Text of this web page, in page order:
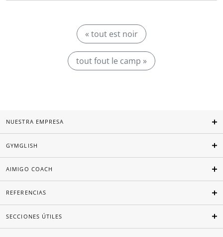
« tout est noir
tout fout le camp »
NUESTRA EMPRESA
GYMGLISH
AIMIGO COACH
REFERENCIAS
SECCIONES ÚTILES